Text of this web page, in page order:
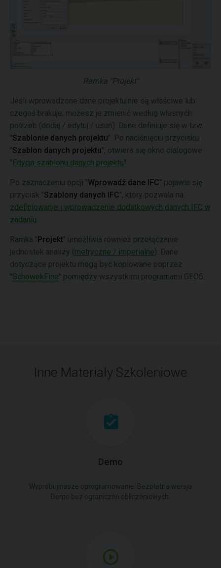
Ramka "Projekt"
Jeśli wprowadzone dane projektu nie są właściwe lub
czegoś brakuje, możesz je zmienić według własnych
potrzeb (dodaj / edytuj / usuń). Dane definiuje się w tzw.
"Szablonie danych projektu". Po naciśnięciu przycisku
"Szablon danych projektu", otwiera się okno dialogowe
"Edycja szablonu danych projektu".
Po zaznaczeniu opcji "Wprowadź dane IFC" pojawia się
przycisk "Szablony danych IFC", który pozwala na
zdefiniowanie i wprowadzenie dodatkowych danych IFC w
zadaniu
Ramka "Projekt" umożliwia również przełączanie
jednostek analizy ( metryczne / imperialne). Dane
dotyczące projektu mogą być kopiowane poprzez
"SchowekFine" pomiędzy wszystkimi programami GEO5.
Inne Materiały Szkoleniowe
Demo